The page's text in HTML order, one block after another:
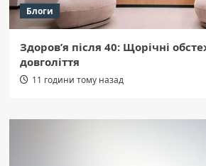
Блоги
Здоров’я після 40: Щорічні
довголіття
11 години тому назад